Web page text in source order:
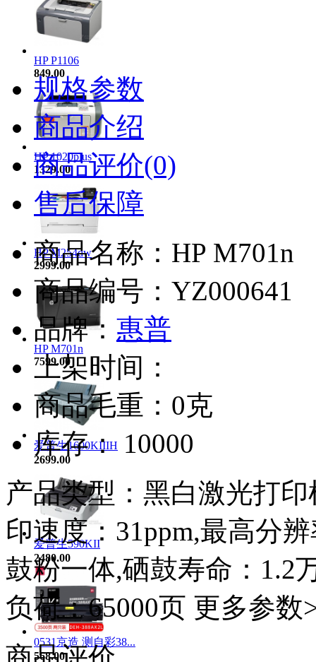
HP P1106
849.00
HP 1020plus
1329.00
HP M254dw
2999.00
HP M701n
7599.00
爱普生1600KIIIH
2699.00
爱普生590KII
2480.00
0531京造 测自彩38...
568.00
规格参数
商品介绍
商品评价(0)
售后保障
商品名称：HP M701n
商品编号：YZ000641
品牌： 惠普
上架时间：
商品毛重：0克
库存： 10000
产品类型：黑白激光打
印速度：31ppm,最高分
鼓粉一体,硒鼓寿命：1.2
负荷：65000页 更多参数